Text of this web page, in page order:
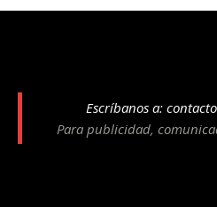
Escríbanos a:
Para publicidad,